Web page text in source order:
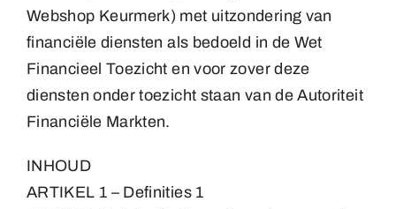
Magneten
Contact
Webshop Keurmerk) met uitzondering van
financiële diensten als bedoeld in de Wet
Financieel Toezicht en voor zover deze
diensten onder toezicht staan van de Autoriteit
Financiële Markten.
INHOUD
ARTIKEL 1 – Definities 1